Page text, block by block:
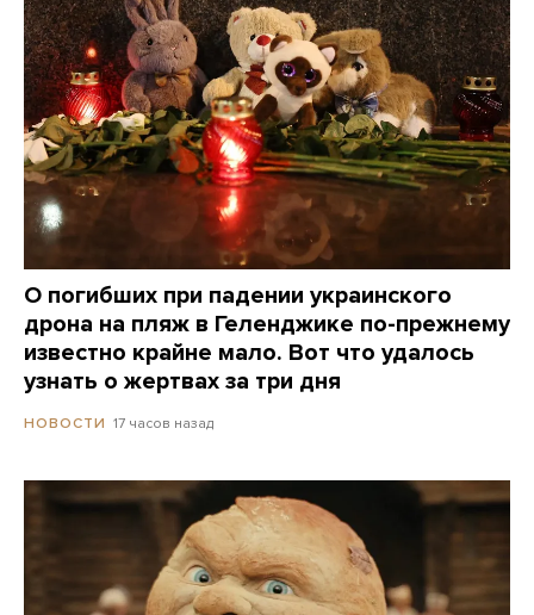
О погибших при падении украинского
дрона на пляж в Геленджике по-прежнему
известно крайне мало. Вот что удалось
узнать о жертвах за три дня
НОВОСТИ 17 часов назад